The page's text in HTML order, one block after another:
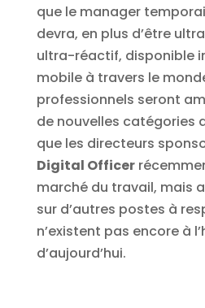
que le manager
devra, en plus d’être
ultra-réactif, disponible
mobile à travers le
professionnels seront
de nouvelles catégories
que les directeurs
Digital Officer
marché du travail, mais
sur d’autres postes à
n’existent pas encore à
d’aujourd’hui.